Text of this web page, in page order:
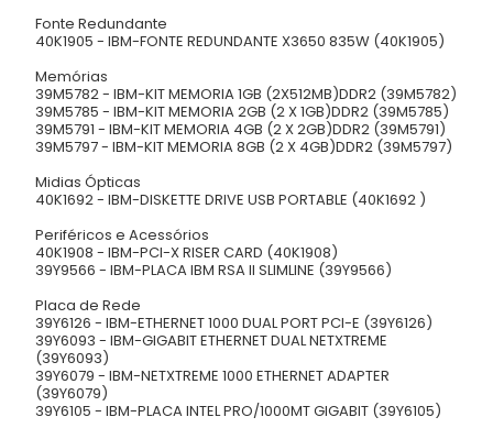
Fonte Redundante
40K1905 - IBM-FONTE REDUNDANTE X3650 835W (40K1905)
Memórias
39M5782 - IBM-KIT MEMORIA 1GB (2X512MB)DDR2 (39M5782)
39M5785 - IBM-KIT MEMORIA 2GB (2 X 1GB)DDR2 (39M5785)
39M5791 - IBM-KIT MEMORIA 4GB (2 X 2GB)DDR2 (39M5791)
39M5797 - IBM-KIT MEMORIA 8GB (2 X 4GB)DDR2 (39M5797)
Midias Ópticas
40K1692 - IBM-DISKETTE DRIVE USB PORTABLE (40K1692 )
Periféricos e Acessórios
40K1908 - IBM-PCI-X RISER CARD (40K1908)
39Y9566 - IBM-PLACA IBM RSA II SLIMLINE (39Y9566)
Placa de Rede
39Y6126 - IBM-ETHERNET 1000 DUAL PORT PCI-E (39Y6126)
39Y6093 - IBM-GIGABIT ETHERNET DUAL NETXTREME
(39Y6093)
39Y6079 - IBM-NETXTREME 1000 ETHERNET ADAPTER
(39Y6079)
39Y6105 - IBM-PLACA INTEL PRO/1000MT GIGABIT (39Y6105)